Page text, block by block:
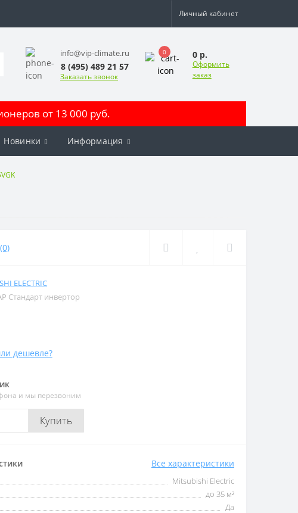
Личный кабинет
info@vip-climate.ru
8 (495) 489 21 57
Заказать звонок
0 0 р.
Оформить
заказ
от 13 000 руб.
Новинки Информация
(0)
ELECTRIC
Стандарт инвертор
дешевле?
и мы перезвоним
Купить
Все характеристики
Mitsubishi Electric
до 35 м²
Да